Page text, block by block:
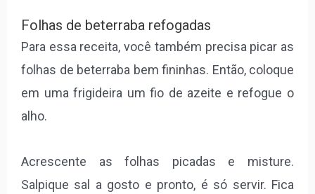
Folhas de beterraba refogadas
Para essa receita, você também precisa picar as
folhas de beterraba bem fininhas. Então, coloque
em uma frigideira um fio de azeite e refogue o
alho.
Acrescente as folhas picadas e misture.
Salpique sal a gosto e pronto, é só servir. Fica